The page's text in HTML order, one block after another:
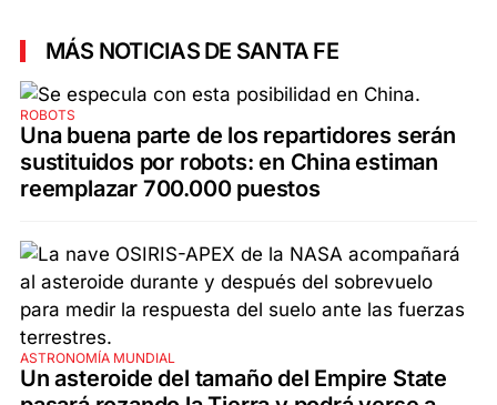
MÁS NOTICIAS DE SANTA FE
ROBOTS
Una buena parte de los repartidores serán
sustituidos por robots: en China estiman
reemplazar 700.000 puestos
ASTRONOMÍA MUNDIAL
Un asteroide del tamaño del Empire State